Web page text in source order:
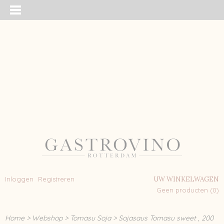
Inloggen Registreren UW WINKELWAGEN
Geen producten (0)
Home> Webshop> Tomasu Soja> Sojasaus Tomasu sweet , 200